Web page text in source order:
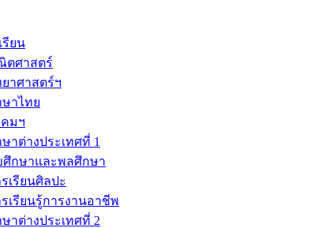
รียน
ตศาสตร์
าศาสตร์ฯ
าไทย
มฯ
าต่างประเทศที่ 1
กษาและพลศึกษา
เรียนศิลปะ
เรียนรู้การงานอาชีพ
าต่างประเทศที่ 2